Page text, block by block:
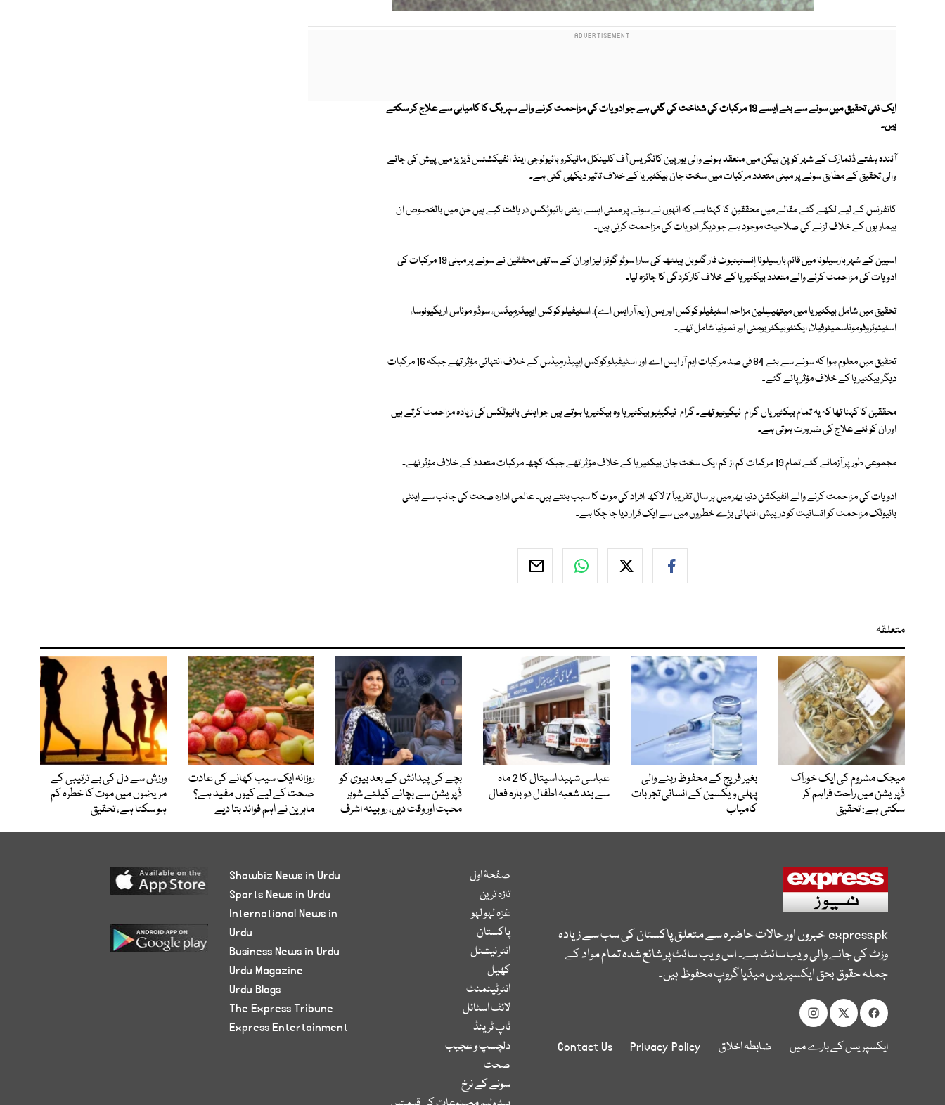
ایک نئی تحقیقمیں
سونے سے بنے ایسے 19 مرکبات کی شناخت کی گئی ہے جو ادویات کی مزاحمت کرنے والے سپر بگ کا کامیابی سے علاج کر سکتے
ہیں۔
آئندہ ہفتے ڈنمارک کے شہر کوپن ہیگن میں منعقد ہونے والی یورپین کانگریس آف کلینکل مائیکرو بائیولوجی اینڈ انفیکشئس ڈیزیز میں پیش کی جانے
والی تحقیق کے مطابق سونے پر مبنی متعدد مرکبات میں سخت جان بیکٹیریا کے خلاف تاثیر دیکھی گئی ہے۔
کانفرنس کے لیے لکھے گئے مقالے میں محققین کا کہنا ہے کہ انہوں نے سونے پر مبنی ایسے اینٹی بائیوٹِکس دریافت کیے ہیں جن میں بالخصوص ان
بیماریوں کے خلاف لڑنے کی صلاحیت موجود ہے جو دیگر ادویات کی مزاحمت کرتی ہیں۔
اسپین کے شہر بارسیلونا میں قائم بارسیلونا اِنسٹیٹیوٹ فار گلوبل ہیلتھ کی سارا سوٹو گونزالیز اور ان کے ساتھی محققین نے سونے پر مبنی 19 مرکبات کی
ادویات کی مزاحمت کرنے والے متعدد بیکٹیریا کے خلاف کارکردگی کا جائزہ لیا۔
تحقیق میں شامل بیکٹیریا میں میتھیسِلین مزاحم اسٹیفیلوکوکس اوریس (ایم آر ایس اے)، اسٹیفیلوکوکس ایپیڈرمِیڈس، سوڈو موناس اریگیونوسا،
اسٹینوٹروفوموناسمیٹوفیلا، ایکنٹوبیکٹر بومنی اور نمونیا شامل تھے۔
تحقیق میں معلوم ہوا کہ سونے سے بنے 84 فی صد مرکبات ایم آر ایس اے اور اسٹیفیلوکوکس ایپیڈرمِیڈس کے خلاف انتہائی مؤثر تھے جبکہ 16 مرکبات
دیگر بیکٹیریا کے خلاف مؤثر پائے گئے۔
محققین کا کہنا تھا کہ یہ تمام بیکٹیریاں گرام-نیگیٹِیو تھے۔ گرام-نیگیٹِیو بیکٹیریا وہ بیکٹیریا ہوتے ہیں جو اینٹی بائیوٹکس کی زیادہ مزاحمت کرتے ہیں
اور ان کو نئے علاج کی ضرورت ہوتی ہے۔
مجموعی طور پر آزمائے گئے تمام 19 مرکبات کم از کم ایک سخت جان بیکٹیریا کے خلاف مؤثر تھے جبکہ کچھ مرکبات متعدد کے خلاف مؤثر تھے۔
ادویات کی مزاحمت کرنے والے انفیکشن دنیا بھر میں ہر سال تقریباً 7 لاکھ افراد کی موت کا سبب بنتے ہیں۔ عالمی ادارہ صحت کی جانب سے اینٹی
بائیوٹک مزاحمت کو انسانیت کو درپیش انتہائی بڑے خطروں میں سے ایک قرار دیا جا چکا ہے۔
متعلقہ
میجک مشروم کی ایک خوراک
ڈپریشن میں راحت فراہم کر
سکتی ہے: تحقیق
بغیر فریج کے محفوظ رہنے والی
پہلی ویکسین کے انسانی تجربات
کامیاب
عباسی شہید اسپتال کا 2 ماہ
سے بند شعبہ اطفال دوبارہ فعال
بچے کی پیدائش کے بعد بیوی کو
ڈپریشن سے بچانے کیلئے شوہر
محبت اور وقت دیں، روبینہ اشرف
روزانہ ایک سیب کھانے کی عادت
صحت کے لیے کیوں مفید ہے؟
ماہرین نے اہم فوائد بتا دیے
ورزش سے دل کی بے ترتیبی کے
مریضوں میں موت کا خطرہ کم
ہو سکتا ہے، تحقیق
express.pkخبروں اور حالات حاضرہ سے متعلق پاکستان کی سب سے زیادہ
وزٹ کی جانے والی ویب سائٹ ہے۔ اس ویب سائٹ پر شائع شدہ تمام مواد کے
جملہ حقوق بحق ایکسپریس میڈیا گروپ محفوظ ہیں۔
ایکسپریس کے بارے میں ضابطہ اخلاق Privacy Policy
Contact Us
صفحۂ اول
تازہ ترین
غزہ لہو لہو
پاکستان
انٹر نیشنل
کھیل
انٹرٹینمنٹ
لائف اسٹائل
ٹاپ ٹرینڈ
دلچسپ و عجیب
صحت
سونے کے نرخ
Showbiz News in Urdu
Sports News in Urdu
International News in
Urdu
Business News in Urdu
Urdu Magazine
Urdu Blogs
The Express Tribune
Express Entertainment